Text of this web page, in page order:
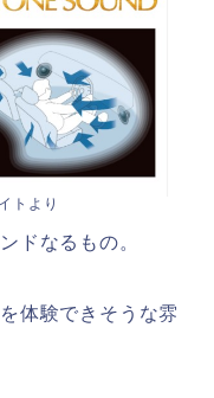
トより
ドなるもの。
体験できそうな雰